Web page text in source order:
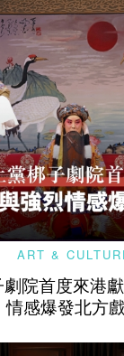
ART &
院首度來港
情感爆發北方